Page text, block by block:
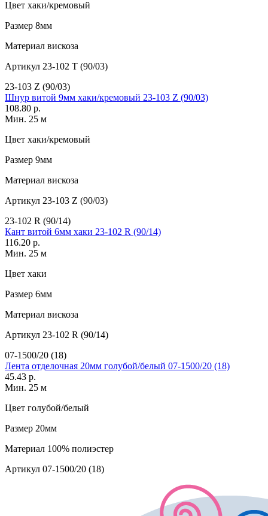
Цвет хаки/кремовый
Размер 8мм
Материал вискоза
Артикул 23-102 T (90/03)
23-103 Z (90/03)
Шнур витой 9мм хаки/кремовый 23-103 Z (90/03)
108.80 р.
Мин. 25 м
Цвет хаки/кремовый
Размер 9мм
Материал вискоза
Артикул 23-103 Z (90/03)
23-102 R (90/14)
Кант витой 6мм хаки 23-102 R (90/14)
116.20 р.
Мин. 25 м
Цвет хаки
Размер 6мм
Материал вискоза
Артикул 23-102 R (90/14)
07-1500/20 (18)
Лента отделочная 20мм голубой/белый 07-1500/20 (18)
45.43 р.
Мин. 25 м
Цвет голубой/белый
Размер 20мм
Материал 100% полиэстер
Артикул 07-1500/20 (18)